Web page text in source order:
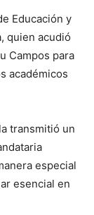
Educación y
quien acudió
Campos para
académicos
transmitió un
especial
esencial en